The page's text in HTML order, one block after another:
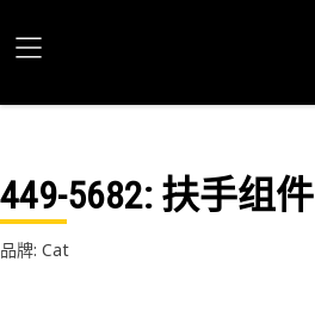
449-5682: 扶手组件
品牌: Cat